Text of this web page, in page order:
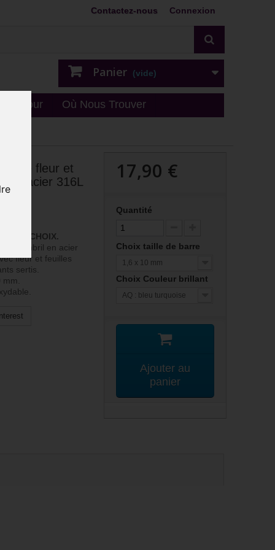
Connexion
Contactez-nous
Panier (vide)
- retour Où Nous Trouver
fleur et
acier 316L
AU CHOIX.
le nombril en acier
fleur et feuilles
sertis.
17,90 €
Quantité
Choix taille de barre
1,6 x 10 mm
Choix Couleur brillant
AQ : bleu turquoise
Ajouter au
panier